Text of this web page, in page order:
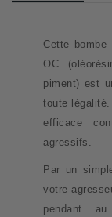
Cette
OC
piment) est
toute
efficace
agressifs.
Par un
votre
pendant